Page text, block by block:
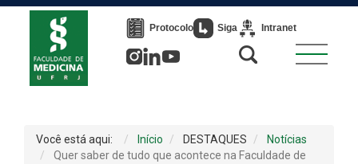
PARA
Protocolo Siga Intranet
Você está aqui: Início DESTAQUES
Notícias
Quer saber de tudo que acontece na Faculdade de